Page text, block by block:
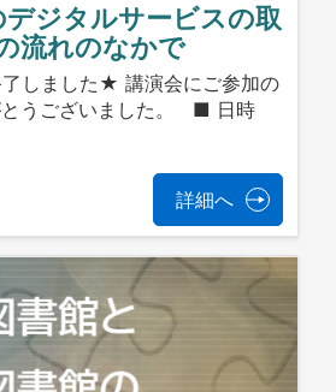
デジタルサービスの取
流れのなかで
しました★ 講演会にご参加の
とうございました。 ■ 日時
詳細へ